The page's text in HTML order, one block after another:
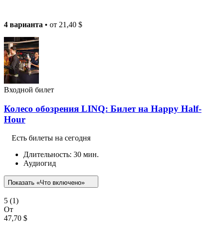
4 варианта • от 21,40 $
Входной билет
Колесо обозрения LINQ: Билет на Happy Half-
Hour
Есть билеты на сегодня
Длительность: 30 мин.
Аудиогид
Показать «Что включено»
5 (1)
От
47,70 $